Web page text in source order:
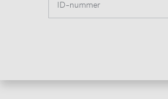
ID-nummer